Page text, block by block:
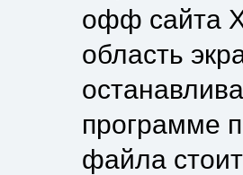
офф сайта
область
программе
файла